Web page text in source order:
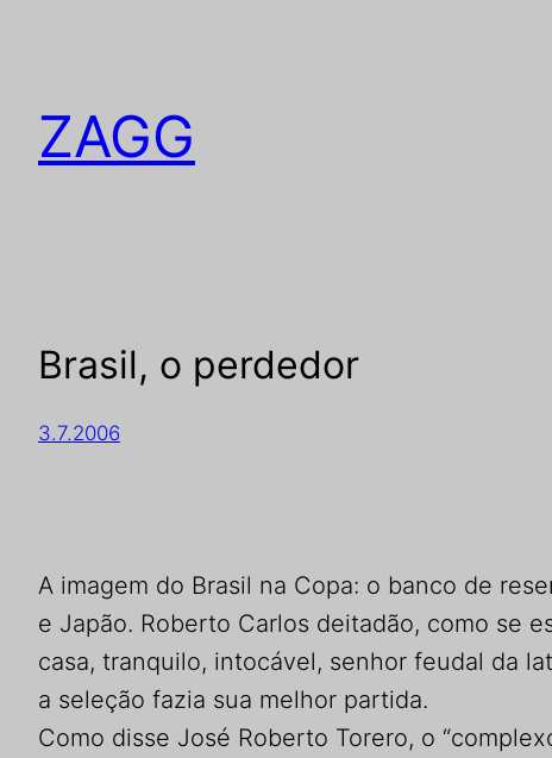
ZAGG
Brasil, o perdedor
3.7.2006
A imagem do Brasil na Copa: o banco de
e Japão. Roberto Carlos deitadão, como se
casa, tranquilo, intocável, senhor feudal da
a seleção fazia sua melhor partida.
Como disse José Roberto Torero, o